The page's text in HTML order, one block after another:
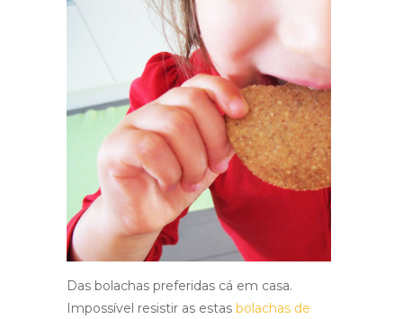
Das bolachas preferidas cá em casa.
Impossível resistir as estas bolachas de